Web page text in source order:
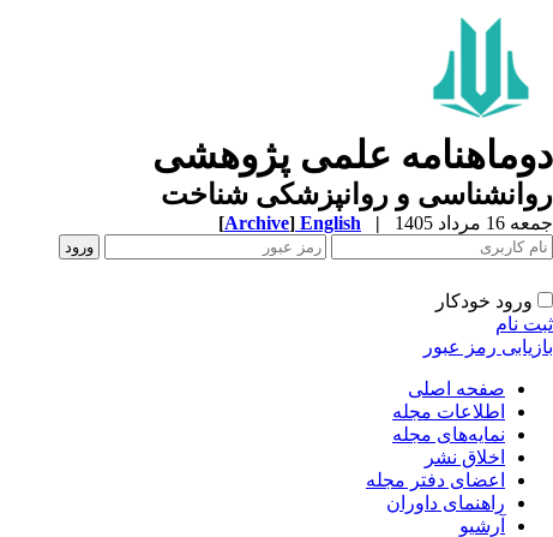
دوماهنامه علمی پژوهشی
روانشناسی و روانپزشکی شناخت
جمعه 16 مرداد 1405 |
English
[Archive]
ورود خودکار
ثبت نام
بازیابی رمز عبور
صفحه اصلی
اطلاعات مجله
نمایه‌های مجله
اخلاق نشر
اعضای دفتر مجله
راهنمای داوران
آرشیو